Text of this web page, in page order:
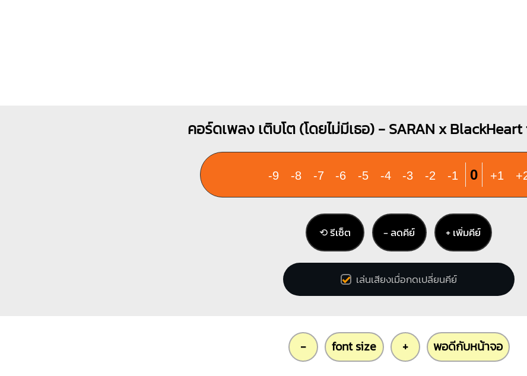
คอร์ดเพลง เติบโต (โดยไม่มีเธอ) - SARAN x BlackHeart
-9 -8 -7 -6 -5 -4 -3 -2 -1 0 +1
⟲ รีเซ็ต − ลดคีย์ + เพิ่มคีย์
เล่นเสียงเมื่อกดเปลี่ยนคีย์
- font size + พอดีกับหน้าจอ